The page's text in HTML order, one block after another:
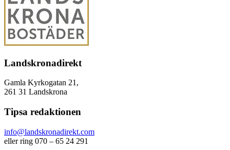
Landskronadirekt
Gamla Kyrkogatan 21,
261 31 Landskrona
Tipsa redaktionen
info@landskronadirekt.com
eller ring 070 – 65 24 291